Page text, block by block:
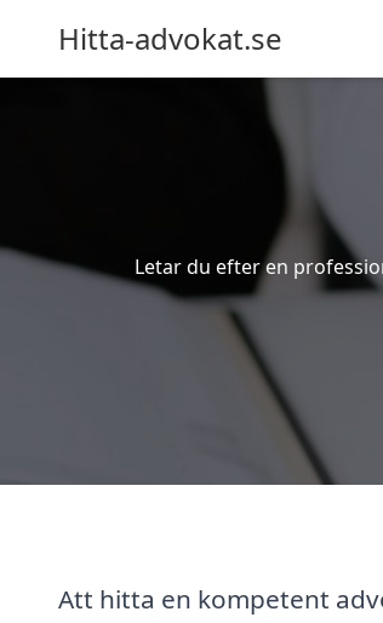
Hitta-advokat.se
Letar du efter en
Att hitta en kompetent